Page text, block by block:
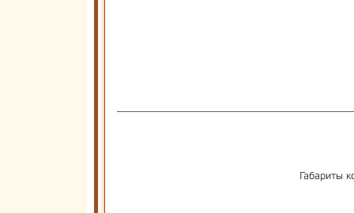
Габариты